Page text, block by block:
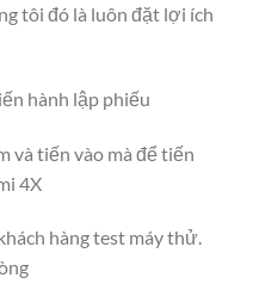
tôi đó là luôn đặt lợi ích
hành lập phiếu
và tiến vào mà để tiến
4X
hàng test máy thử.